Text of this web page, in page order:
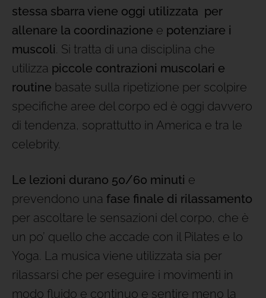
stessa sbarra viene oggi utilizzata per
allenare la coordinazione e potenziare i
muscoli. Si tratta di una disciplina che
utilizza piccole contrazioni muscolari e
routine basate sulla ripetizione per scolpire
specifiche aree del corpo ed è oggi davvero
di tendenza, soprattutto in America e tra le
celebrity.
Le lezioni durano 50/60 minuti e
prevendono una fase finale di rilassamento
per ascoltare le sensazioni del corpo, che è
un po’ quello che accade con il Pilates e lo
Yoga. La musica viene utilizzata sia per
rilassarsi che per eseguire i movimenti in
modo fluido e continuo e sentire meno la